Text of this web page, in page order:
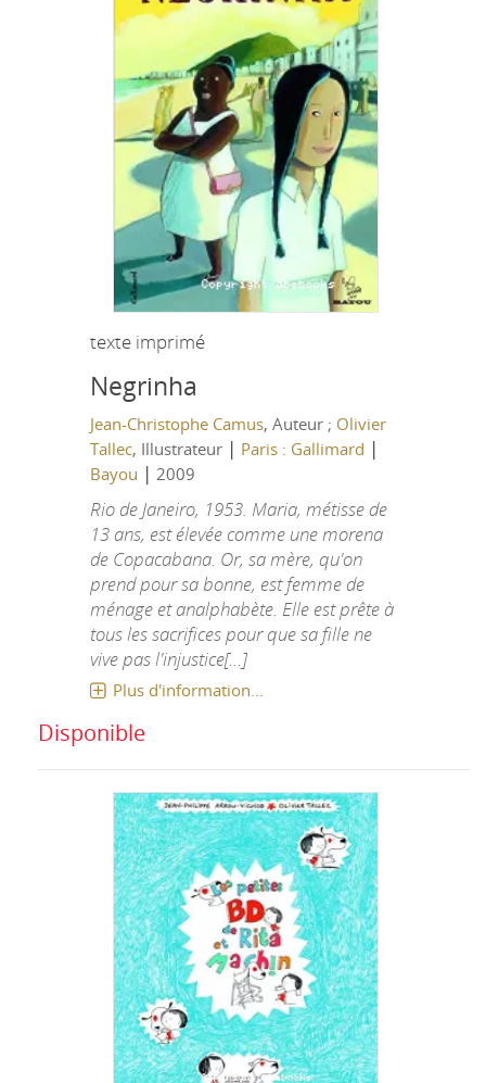
texte imprimé
Negrinha
Jean-Christophe Camus, Auteur ; Olivier
Tallec, Illustrateur | Paris : Gallimard |
Bayou | 2009
Rio de Janeiro, 1953. Maria, métisse de
13 ans, est élevée comme une morena
de Copacabana. Or, sa mère, qu'on
prend pour sa bonne, est femme de
ménage et analphabète. Elle est prête à
tous les sacrifices pour que sa fille ne
vive pas l'injustice[...]
Plus d'information...
Disponible